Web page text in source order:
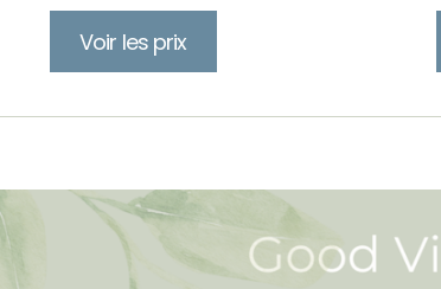
Voir les prix